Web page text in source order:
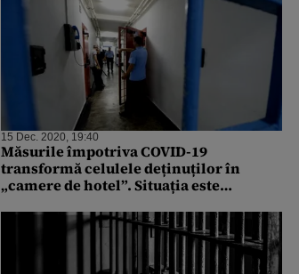
15 Dec. 2020, 19:40
Măsurile împotriva COVID-19
transformă celulele deținuților în
„camere de hotel”. Situația este